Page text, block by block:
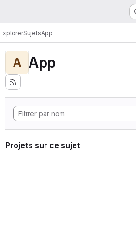
ExplorerSujetsApp
A App
Projets sur ce sujet